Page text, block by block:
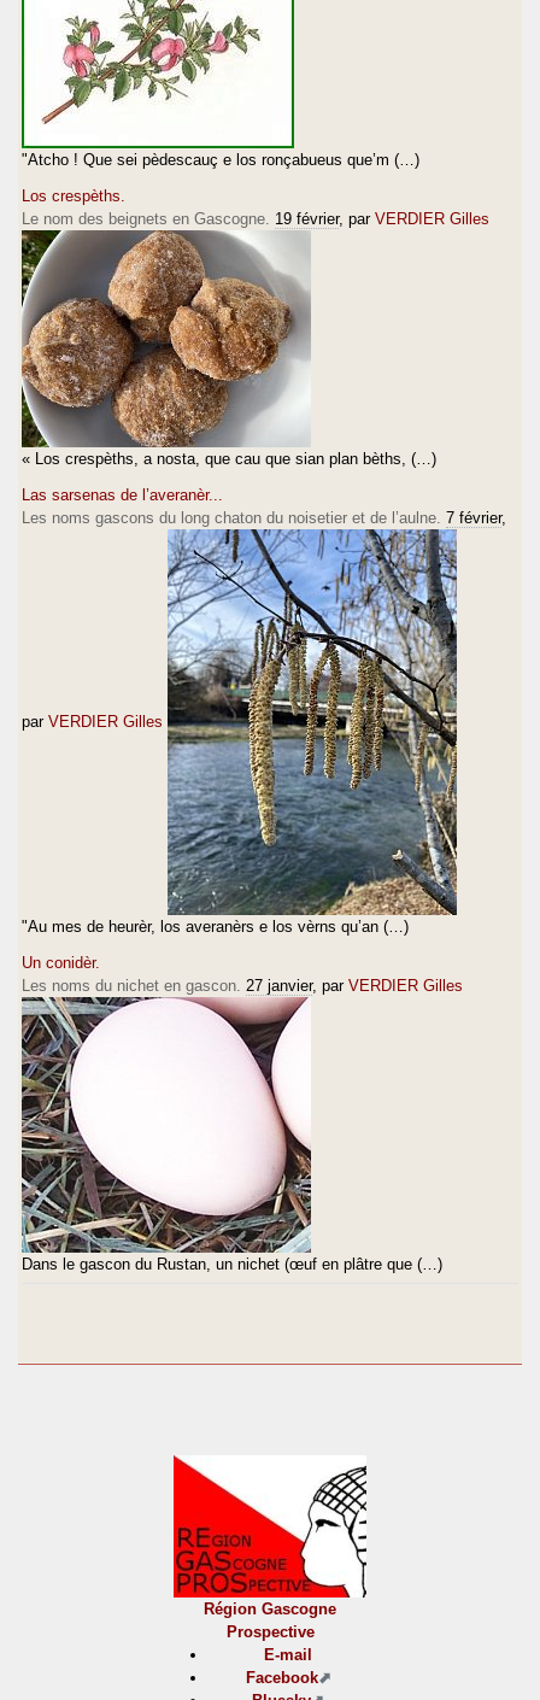
"Atcho ! Que sei pèdescauç e los ronçabueus que’m (…)
Los crespèths.
Le nom des beignets en Gascogne. 19 février, par VERDIER Gilles
« Los crespèths, a nosta, que cau que sian plan bèths, (…)
Las sarsenas de l’averanèr...
Les noms gascons du long chaton du noisetier et de l’aulne. 7 février,
par VERDIER Gilles
"Au mes de heurèr, los averanèrs e los vèrns qu’an (…)
Un conidèr.
Les noms du nichet en gascon. 27 janvier, par VERDIER Gilles
Dans le gascon du Rustan, un nichet (œuf en plâtre que (…)
Région Gascogne
Prospective
E-mail
Facebook